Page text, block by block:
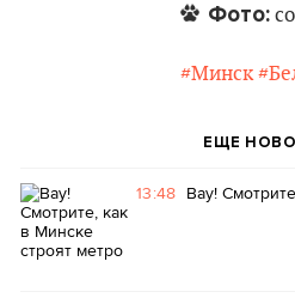
Фото:
#Минск
ЕЩЕ
13:48 Вау!